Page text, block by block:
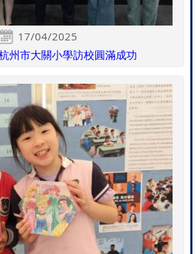
17/04/2025
州市大關小學訪校圓滿成功